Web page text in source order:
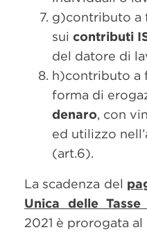
g)contributo a
sui contributi
del datore di
h)contributo a
forma di
denaro, con
ed utilizzo
(art.6).
La scadenza del
Unica delle Tasse
2021 è prorogata al